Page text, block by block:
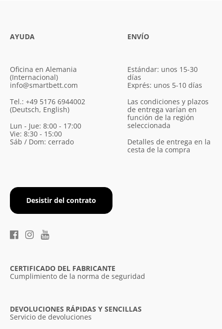
AYUDA
Oficina en Alemania
(Internacional)
info@smartbett.com
Tel.: +49 5176 6944002
(Deutsch, English)
Lun - Jue: 8:00 - 17:00
Vie: 8:30 - 15:00
Sáb / Dom: cerrado
Desistir del contrato
ENVÍO
Estándar: unos 15-30
días
Exprés: unos 5-10 días
Las condiciones y plazos
de entrega varían en
función de la región
seleccionada
Detalles de entrega en la
cesta de la compra
CERTIFICADO DEL FABRICANTE
Cumplimiento de la norma de seguridad
DEVOLUCIONES RÁPIDAS Y SENCILLAS
Servicio de devoluciones
Wir verwenden Cookies, um die
Benutzerfreundlichkeit unserer Website zu
Verwendung von Cookies gemäß unserer
Cookie-Richtlinie zu.Weitere Informationen